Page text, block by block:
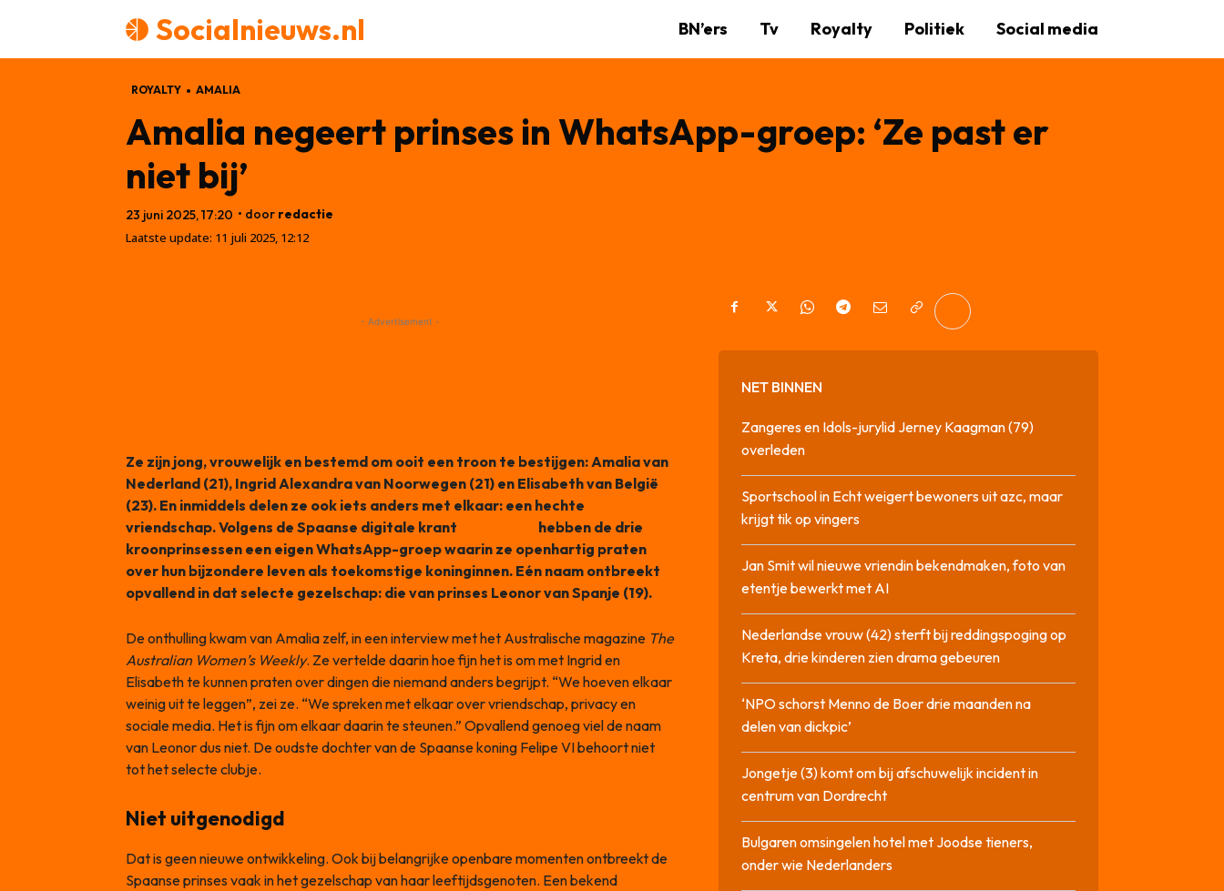
Socialnieuws.nl BN’ers Tv Royalty Politiek Social media
ROYALTY AMALIA
Amalia negeert prinses in WhatsApp-groep: ‘Ze past er
niet bij’
23 juni 2025, 17:20 • door redactie
Laatste update: 11 juli 2025, 12:12
- Advertisement -
Ze zijn jong, vrouwelijk en bestemd om ooit een troon te bestijgen: Amalia van
Nederland (21), Ingrid Alexandra van Noorwegen (21) en Elisabeth van België
(23). En inmiddels delen ze ook iets anders met elkaar: een hechte
vriendschap. Volgens de Spaanse digitale krant
hebben de drie
kroonprinsessen een eigen WhatsApp-groep waarin ze openhartig praten
over hun bijzondere leven als toekomstige koninginnen. Eén naam ontbreekt
opvallend in dat selecte gezelschap: die van prinses Leonor van Spanje (19).
De onthulling kwam van Amalia zelf, in een interview met het Australische magazine The
Australian Women’s Weekly. Ze vertelde daarin hoe fijn het is om met Ingrid en
Elisabeth te kunnen praten over dingen die niemand anders begrijpt. “We hoeven elkaar
weinig uit te leggen”, zei ze. “We spreken met elkaar over vriendschap, privacy en
sociale media. Het is fijn om elkaar daarin te steunen.” Opvallend genoeg viel de naam
van Leonor dus niet. De oudste dochter van de Spaanse koning Felipe VI behoort niet
tot het selecte clubje.
Niet uitgenodigd
Dat is geen nieuwe ontwikkeling. Ook bij belangrijke openbare momenten ontbreekt de
Spaanse prinses vaak in het gezelschap van haar leeftijdsgenoten. Een bekend
NET BINNEN
Zangeres en Idols-jurylid Jerney Kaagman (79)
overleden
Sportschool in Echt weigert bewoners uit azc, maar
krijgt tik op vingers
Jan Smit wil nieuwe vriendin bekendmaken, foto van
etentje bewerkt met AI
Nederlandse vrouw (42) sterft bij reddingspoging op
Kreta, drie kinderen zien drama gebeuren
‘NPO schorst Menno de Boer drie maanden na
delen van dickpic’
Jongetje (3) komt om bij afschuwelijk incident in
centrum van Dordrecht
Bulgaren omsingelen hotel met Joodse tieners,
onder wie Nederlanders